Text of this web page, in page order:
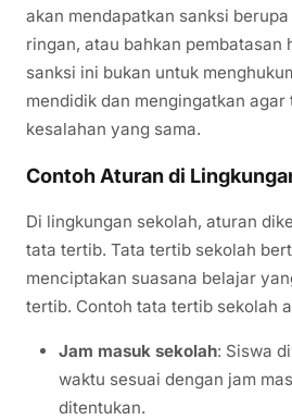
akan mendapatkan sanksi
ringan, atau bahkan pembatasan
sanksi ini bukan untuk
mendidik dan mengingatkan agar
kesalahan yang sama.
Contoh Aturan di
Di lingkungan sekolah, aturan
tata tertib. Tata tertib sekolah
menciptakan suasana belajar
tertib. Contoh tata tertib sekolah
Jam masuk sekolah: Siswa
waktu sesuai dengan jam
ditentukan.